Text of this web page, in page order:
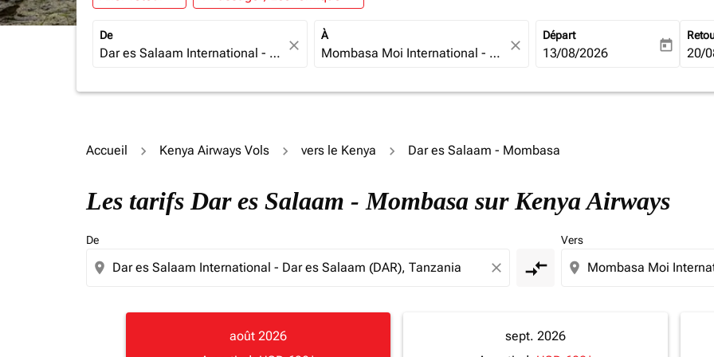
De
close
À
close
Départ
fc-booking-departure-date-
13/08/2026 today fc-
20/
Accueil Kenya Airways Vols vers le Kenya Dar es Salaam - Mombasa
Les tarifs Dar es Salaam - Mombasa sur Kenya Airways
De
location_on close compare_arrows
Vers
location_on
août 2026
sept. 2026